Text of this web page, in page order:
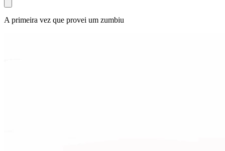
A primeira vez que provei um zumbiu